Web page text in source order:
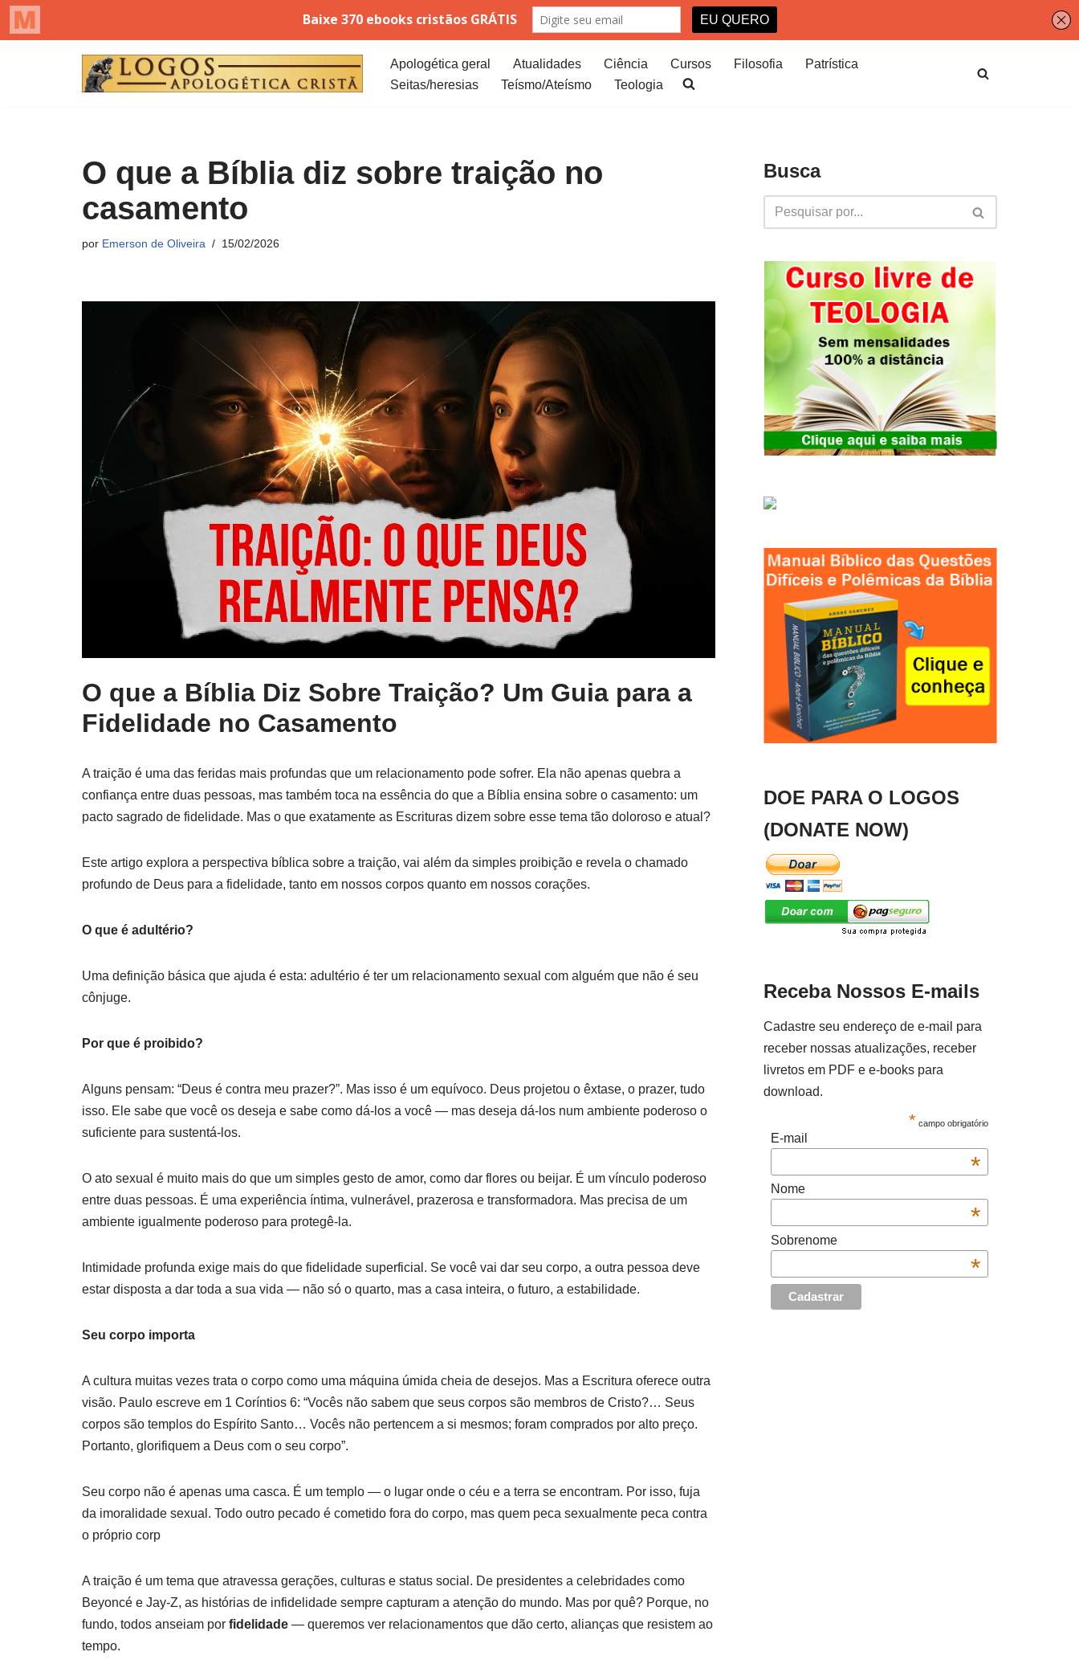
Apologética geral Atualidades Ciência Cursos Filosofia
Patrística
Seitas/heresias
Teísmo/Ateísmo Teologia
O que a Bíblia diz sobre traição no
casamento
por Emerson de Oliveira 15/02/2026
O que a Bíblia Diz Sobre Traição? Um Guia para a
Fidelidade no Casamento
A traição é uma das feridas mais profundas que um relacionamento pode sofrer. Ela não apenas quebra a
confiança entre duas pessoas, mas também toca na essência do que a Bíblia ensina sobre o casamento: um
pacto sagrado de fidelidade. Mas o que exatamente as Escrituras dizem sobre esse tema tão doloroso e atual?
Este artigo explora a perspectiva bíblica sobre a traição, vai além da simples proibição e revela o chamado
profundo de Deus para a fidelidade, tanto em nossos corpos quanto em nossos corações.
O que é adultério?
Uma definição básica que ajuda é esta: adultério é ter um relacionamento sexual com alguém que não é seu
cônjuge.
Por que é proibido?
Alguns pensam: “Deus é contra meu prazer?”. Mas isso é um equívoco. Deus projetou o êxtase, o prazer, tudo
isso. Ele sabe que você os deseja e sabe como dá-los a você — mas deseja dá-los num ambiente poderoso o
suficiente para sustentá-los.
O ato sexual é muito mais do que um simples gesto de amor, como dar flores ou beijar. É um vínculo poderoso
entre duas pessoas. É uma experiência íntima, vulnerável, prazerosa e transformadora. Mas precisa de um
ambiente igualmente poderoso para protegê-la.
Intimidade profunda exige mais do que fidelidade superficial. Se você vai dar seu corpo, a outra pessoa deve
estar disposta a dar toda a sua vida — não só o quarto, mas a casa inteira, o futuro, a estabilidade.
Seu corpo importa
A cultura muitas vezes trata o corpo como uma máquina úmida cheia de desejos. Mas a Escritura oferece outra
visão. Paulo escreve em 1 Coríntios 6: “Vocês não sabem que seus corpos são membros de Cristo?… Seus
corpos são templos do Espírito Santo… Vocês não pertencem a si mesmos; foram comprados por alto preço.
Portanto, glorifiquem a Deus com o seu corpo”.
Seu corpo não é apenas uma casca. É um templo — o lugar onde o céu e a terra se encontram. Por isso, fuja
da imoralidade sexual. Todo outro pecado é cometido fora do corpo, mas quem peca sexualmente peca contra
o próprio corp
A traição é um tema que atravessa gerações, culturas e status social. De presidentes a celebridades como
Beyoncé e Jay-Z, as histórias de infidelidade sempre capturam a atenção do mundo. Mas por quê? Porque, no
fundo, todos anseiam por fidelidade — queremos ver relacionamentos que dão certo, alianças que resistem ao
tempo.
Busca
DOE PARA O LOGOS
(DONATE NOW)
Receba Nossos E-mails
Cadastre seu endereço de e-mail para
receber nossas atualizações, receber
livretos em PDF e e-books para
download.
* campo obrigatório
E-mail
*
Nome
*
Sobrenome
*